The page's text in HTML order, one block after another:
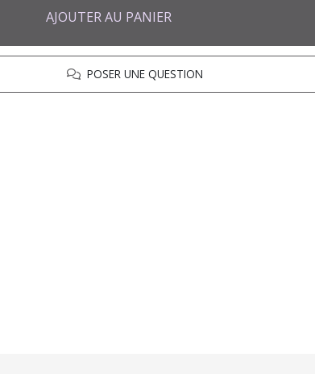
AJOUTER AU PANIER
POSER UNE QUESTION